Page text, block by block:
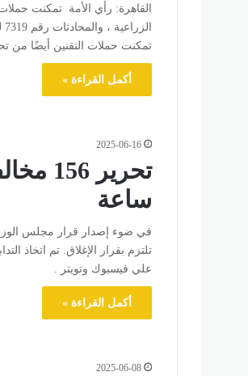
تمكنت حملات التقنين أيضًا من تحرير سجل
أكمل القراءة »
2025-06-16
ساعة
في ضوء إصدار قرار مجلس الوزراء
تلتزم بقرار الإغلاق. تم اتخاذ
علي فيسبوك وتويتر .
أكمل القراءة »
2025-06-08